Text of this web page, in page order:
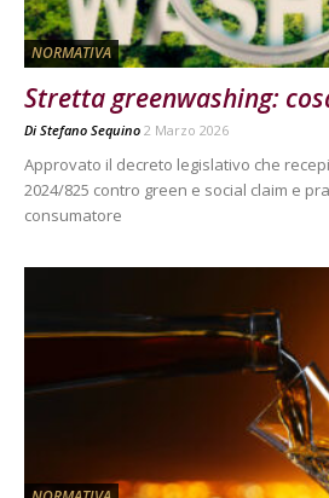
NORMATIVA
Stretta greenwashing:
Di Stefano Sequino 2 Marzo 2026
Approvato il decreto legislativo che
2024/825 contro green e social claim e
consumatore